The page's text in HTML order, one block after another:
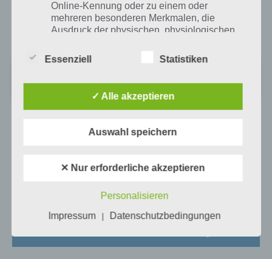
Auch im iTunes App Store ist Triple Jump kostenlos verfügbar und
hierbei mit dem iPhone, iPad und iPod touch kompatibel. Benötigt
wird iOS 6 oder höher.
Preis:Kostenlos
Tweet auf Twitter
Online-Kennung oder zu einem oder
mehreren besonderen Merkmalen, die
Ausdruck der physischen, physiologischen,
kulturellen oder sozialen Identität dieser
personenbezogene Daten von dem für die
c) Verarbeitung
Essenziell Statistiken
✓ Alle akzeptieren
Auswahl speichern
✕ Nur erforderliche akzeptieren
Personalisieren
Impressum
Datenschutzbedingungen